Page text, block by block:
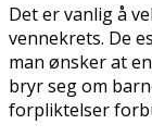
Det er vanlig å
vennekrets. De
man ønsker at
bryr seg om
forpliktelser